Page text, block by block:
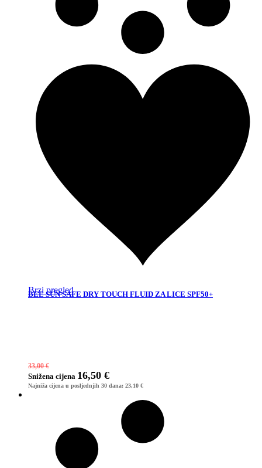
Brzi pregled
BEE SUN SAFE DRY TOUCH FLUID ZA LICE SPF50+
33,00€
Snižena cijena 16,50 €
Najniža cijena u posljednjih 30 dana: 23,10 €